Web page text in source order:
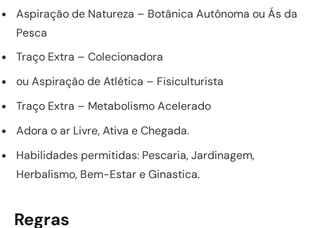
Aspiração de Natureza – Botânica Autônoma ou Ás da
Pesca
Traço Extra – Colecionadora
ou Aspiração de Atlética – Fisiculturista
Traço Extra – Metabolismo Acelerado
Adora o ar Livre, Ativa e Chegada.
Habilidades permitidas: Pescaria, Jardinagem,
Herbalismo, Bem-Estar e Ginastica.
Regras